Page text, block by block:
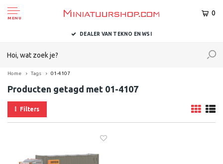
MENU
0
DEALER VAN TEKNO EN WSI
Home Tags 01-4107
Producten getagd met 01-4107
Filters